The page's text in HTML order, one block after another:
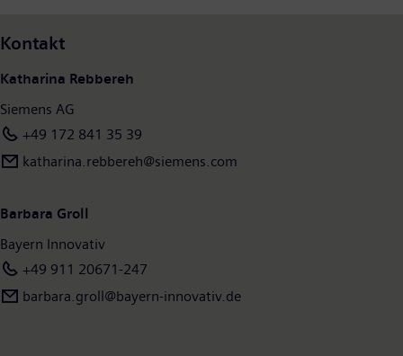
erzielte der Siemens-Konzern einen Umsatz von 75,9 Milliarden
Euro und einen Gewinn nach Steuern von 9,0 Milliarden Euro.
fortgeführter Basis weltweit rund 312.000 Menschen. Weitere
Informationen finden Sie im Internet unter
Kontakt
Katharina Rebbereh
Siemens AG
+49 172 841 35 39
katharina.rebbereh@siemens.com
Barbara Groll
Bayern Innovativ
+49 911 20671-247
barbara.groll@bayern-innovativ.de